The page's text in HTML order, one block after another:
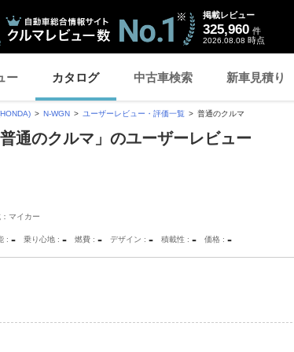
掲載レビュー
325,960 件
2026.08.08 時点
ー カタログ 中古車検索 新車見積り
N-WGN ユーザーレビュー・評価一覧 普通のクルマ
通のクルマ」のユーザーレビュー
マイカー
- 乗り心地 - 燃費 - デザイン - 積載性 - 価格 -